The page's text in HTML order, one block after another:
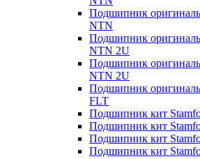
Подшипник
NTN
Подшипник
NTN 2U
Подшипник
NTN 2U
Подшипник
FLT
Подшипник кит
Подшипник кит
Подшипник кит
Подшипник кит